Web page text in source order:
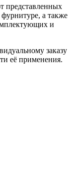
представленных
а также
и
заказу
её применения.